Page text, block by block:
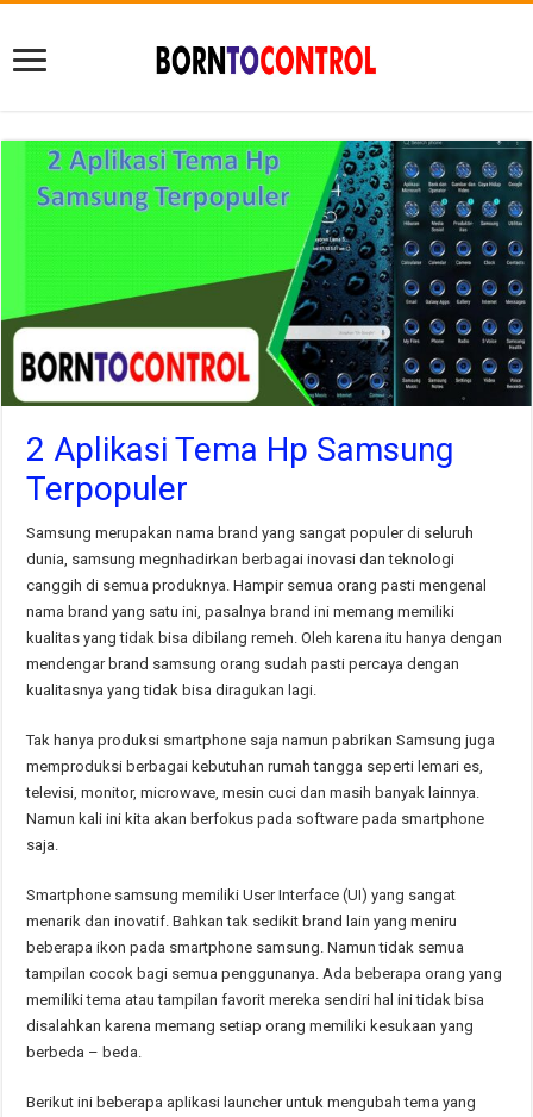
2 Aplikasi Tema Hp Samsung
Terpopuler
Samsung merupakan nama brand yang sangat populer di seluruh
dunia, samsung megnhadirkan berbagai inovasi dan teknologi
canggih di semua produknya. Hampir semua orang pasti mengenal
nama brand yang satu ini, pasalnya brand ini memang memiliki
kualitas yang tidak bisa dibilang remeh. Oleh karena itu hanya dengan
mendengar brand samsung orang sudah pasti percaya dengan
kualitasnya yang tidak bisa diragukan lagi.
Tak hanya produksi smartphone saja namun pabrikan Samsung juga
memproduksi berbagai kebutuhan rumah tangga seperti lemari es,
televisi, monitor, microwave, mesin cuci dan masih banyak lainnya.
Namun kali ini kita akan berfokus pada software pada smartphone
saja.
Smartphone samsung memiliki User Interface (UI) yang sangat
menarik dan inovatif. Bahkan tak sedikit brand lain yang meniru
beberapa ikon pada smartphone samsung. Namun tidak semua
tampilan cocok bagi semua penggunanya. Ada beberapa orang yang
memiliki tema atau tampilan favorit mereka sendiri hal ini tidak bisa
disalahkan karena memang setiap orang memiliki kesukaan yang
berbeda – beda.
Berikut ini beberapa aplikasi launcher untuk mengubah tema yang